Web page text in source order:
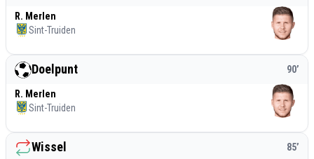
R. Merlen
Sint-Truiden
Doelpunt 90’
R. Merlen
Sint-Truiden
Wissel 85’